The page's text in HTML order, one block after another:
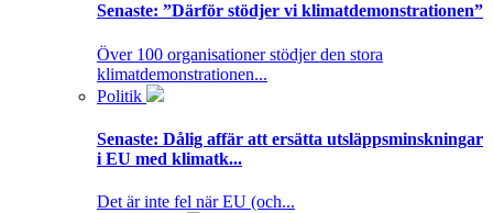
Senaste: ”Därför stödjer vi klimatdemonstrationen”
Över 100 organisationer stödjer den stora
klimatdemonstrationen...
Politik
Senaste: Dålig affär att ersätta utsläppsminskningar
i EU med klimatk...
Det är inte fel när EU (och...